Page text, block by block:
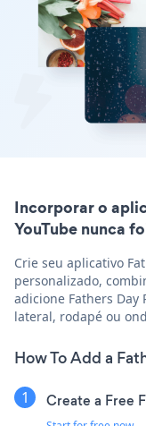
Incorporar o
YouTube nunca
Crie seu aplicativo
personalizado,
adicione Fathers
lateral, rodapé ou
How To Add a
Create a Free